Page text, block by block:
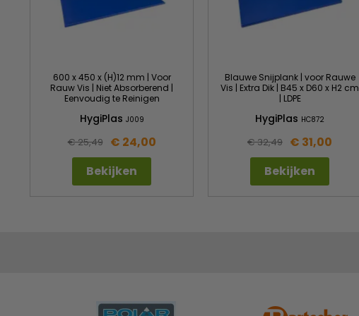
600 x 450 x (H)12 mm | Voor
Rauw Vis | Niet Absorberend |
Eenvoudig te Reinigen
HygiPlas J009
€ 25,49
€ 24,00
Bekijken
Blauwe Snijplank | voor Rauwe
Vis | Extra Dik | B45 x D60 x H2 cm
| LDPE
HygiPlas HC872
€ 32,49 € 31,00
Bekijken